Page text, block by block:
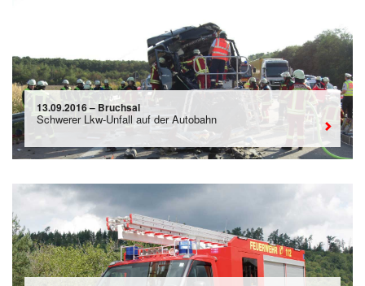
13.09.2016 – Bruchsal
Schwerer Lkw-Unfall auf der Autobahn